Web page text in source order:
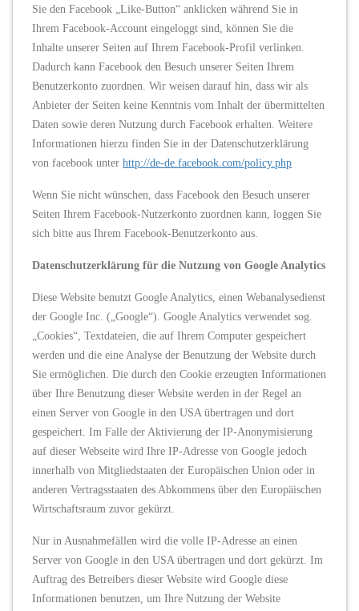
Sie den Facebook „Like-Button“ anklicken während Sie in
Ihrem Facebook-Account eingeloggt sind, können Sie die
Inhalte unserer Seiten auf Ihrem Facebook-Profil verlinken.
Dadurch kann Facebook den Besuch unserer Seiten Ihrem
Benutzerkonto zuordnen. Wir weisen darauf hin, dass wir als
Anbieter der Seiten keine Kenntnis vom Inhalt der übermittelten
Daten sowie deren Nutzung durch Facebook erhalten. Weitere
Informationen hierzu finden Sie in der Datenschutzerklärung
von facebook unter http://de-de.facebook.com/policy.php
Wenn Sie nicht wünschen, dass Facebook den Besuch unserer
Seiten Ihrem Facebook-Nutzerkonto zuordnen kann, loggen Sie
sich bitte aus Ihrem Facebook-Benutzerkonto aus.
Datenschutzerklärung für die Nutzung von Google Analytics
Diese Website benutzt Google Analytics, einen Webanalysedienst
der Google Inc. („Google“). Google Analytics verwendet sog.
„Cookies“, Textdateien, die auf Ihrem Computer gespeichert
werden und die eine Analyse der Benutzung der Website durch
Sie ermöglichen. Die durch den Cookie erzeugten Informationen
über Ihre Benutzung dieser Website werden in der Regel an
einen Server von Google in den USA übertragen und dort
gespeichert. Im Falle der Aktivierung der IP-Anonymisierung
auf dieser Webseite wird Ihre IP-Adresse von Google jedoch
innerhalb von Mitgliedstaaten der Europäischen Union oder in
anderen Vertragsstaaten des Abkommens über den Europäischen
Wirtschaftsraum zuvor gekürzt.
Nur in Ausnahmefällen wird die volle IP-Adresse an einen
Server von Google in den USA übertragen und dort gekürzt. Im
Auftrag des Betreibers dieser Website wird Google diese
Informationen benutzen, um Ihre Nutzung der Website